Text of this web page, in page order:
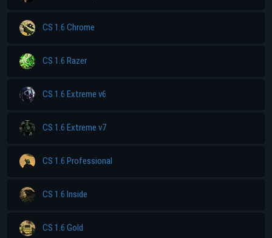
CS 1.6 Chrome
CS 1.6 Razer
CS 1.6 Extreme v6
CS 1.6 Extreme v7
CS 1.6 Professional
CS 1.6 Inside
CS 1.6 Gold